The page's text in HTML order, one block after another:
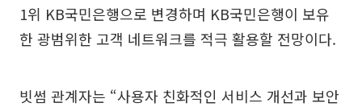
1위 KB국민은행으로 변경하며 KB국민은행이 보유
한 광범위한 고객 네트워크를 적극 활용할 전망이다.
빗썸 관계자는 “사용자 친화적인 서비스 개선과 보안